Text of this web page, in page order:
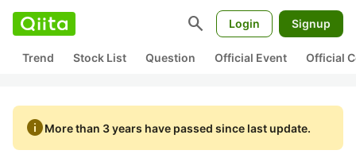
search Login Signup
Trend Stock List Question Official Event Official
infoMore than 3 years have passed since last update.